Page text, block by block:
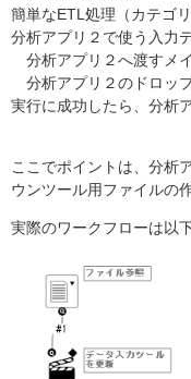
簡単なETL処理（カテゴ
分析アプリ２で使う入力
分析アプリ２へ渡すメ
分析アプリ２のドロッ
実行に成功したら、分析
ここでポイントは、分析
ウンツール用ファイルの
実際のワークフローは以